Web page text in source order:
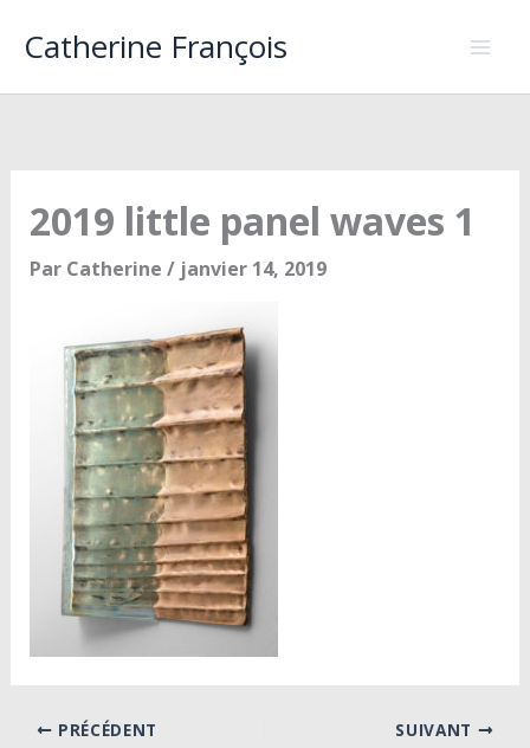
Catherine François
2019 little panel waves 1
Par Catherine / janvier 14, 2019
PRÉCÉDENT SUIVANT